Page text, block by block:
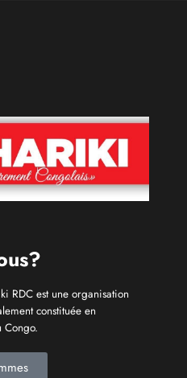
RDC est une organisation
constituée en
Congo.